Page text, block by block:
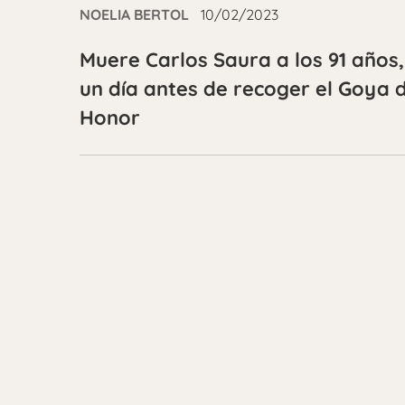
NOELIA BERTOL 10/02/2023
Muere Carlos Saura a los 91 años,
un día antes de recoger el Goya
Honor